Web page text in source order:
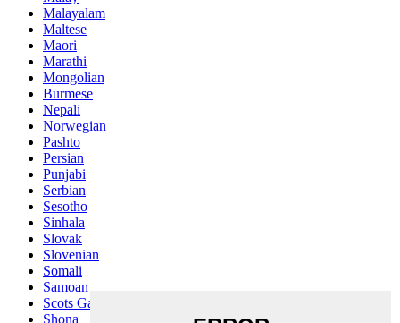
Malayalam
Maltese
Maori
Marathi
Mongolian
Burmese
Nepali
Norwegian
Pashto
Persian
Punjabi
Serbian
Sesotho
Sinhala
Slovak
Slovenian
Somali
Samoan
Scots Gaelic
Shona